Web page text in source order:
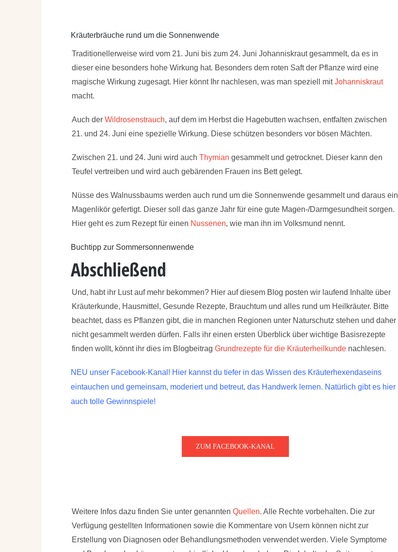
Kräuterbräuche rund um die Sonnenwende
Traditionellerweise wird vom 21. Juni bis zum 24. Juni Johanniskrautgesammelt, da es in
dieser eine besonders hohe Wirkung hat. Besonders dem roten Saft der Pflanze wird eine
magische Wirkung zugesagt. Hier könnt Ihr nachlesen, was man speziell mitJohanniskraut
macht.
Auch der Wildrosenstrauch, auf dem im Herbst die Hagebutten wachsen, entfalten zwischen
21. und 24. Juni eine spezielle Wirkung. Diese schützen besonders vor bösen Mächten.
Zwischen 21. und 24. Juni wird auch Thymian gesammelt und getrocknet. Dieser kann den
Teufel vertreiben und wird auch gebärenden Frauen ins Bett gelegt.
Nüsse des Walnussbaums werden auch rund um die Sonnenwende gesammelt und daraus ein
Magenlikör gefertigt. Dieser soll das ganze Jahr für eine gute Magen-/Darmgesundheit sorgen.
Hier geht es zum Rezept für einen Nussenen, wie man ihn im Volksmund nennt.
Buchtipp zur Sommersonnenwende
Abschließend
Und, habt ihr Lust auf mehr bekommen? Hier auf diesem Blog posten wir laufend Inhalte über
Kräuterkunde, Hausmittel, Gesunde Rezepte, Brauchtum und alles rund um Heilkräuter. Bitte
beachtet, dass es Pflanzen gibt, die in manchen Regionen unter Naturschutz stehen und daher
nicht gesammelt werden dürfen. Falls ihr einen ersten Überblick über wichtige Basisrezepte
finden wollt, könnt ihr dies im Blogbeitrag Grundrezepte für die Kräuterheilkundenachlesen.
NEU unser Facebook-Kanal! Hier kannst du tiefer in das Wissen des Kräuterhexendaseins
eintauchen und gemeinsam, moderiert und betreut, das Handwerk lernen. Natürlich gibt es hier
auch tolle Gewinnspiele!
ZUM FACEBOOK-KANAL
Weitere Infos dazu finden Sie unter genannten Quellen. Alle Rechte vorbehalten. Die zur
Verfügung gestellten Informationen sowie die Kommentare von Usern können nicht zur
Erstellung von Diagnosen oder Behandlungsmethoden verwendet werden. Viele Symptome